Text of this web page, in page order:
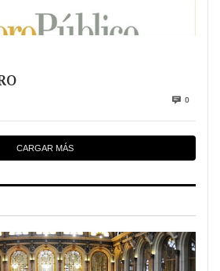
0
CARGAR MÁS